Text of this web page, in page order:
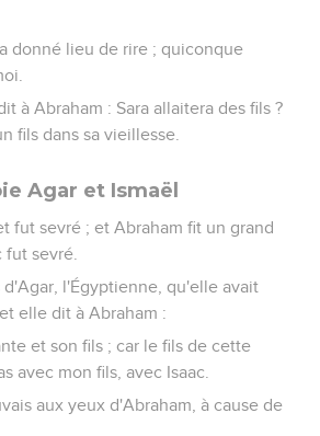
donné lieu de rire ; quiconque
à Abraham : Sara allaitera des fils ?
fils dans sa vieillesse.
Agar et Ismaël
fut sevré ; et Abraham fit un grand
sevré.
d'Agar, l'Égyptienne, qu'elle avait
elle dit à Abraham :
et son fils ; car le fils de cette
avec mon fils, avec Isaac.
aux yeux d'Abraham, à cause de